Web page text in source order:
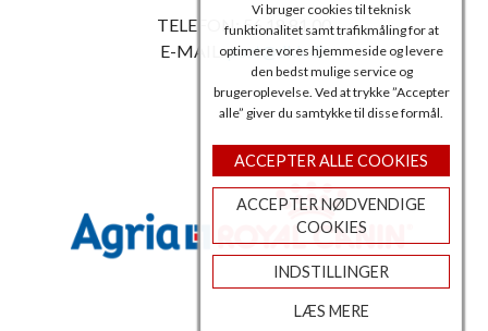
Vi bruger cookies til teknisk
funktionalitet samt trafikmåling for at
optimere vores hjemmeside og levere
den bedst mulige service og
brugeroplevelse. Ved at trykke ”Accepter
alle” giver du samtykke til disse formål.
ACCEPTER ALLE COOKIES
ACCEPTER NØDVENDIGE
COOKIES
INDSTILLINGER
LÆS MERE
TELEFON: 56 18 81 00
E-MAIL:post@dkk.dk